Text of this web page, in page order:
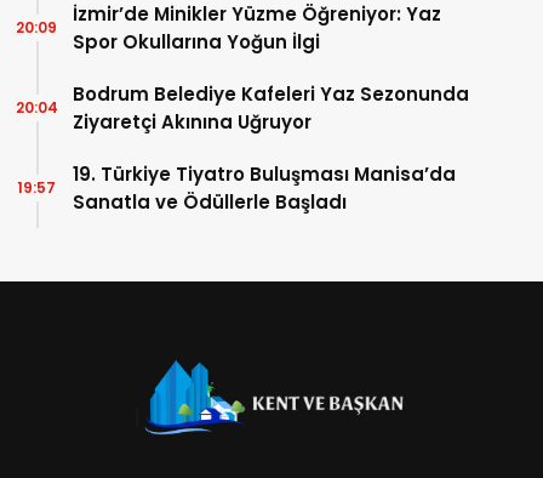
İzmir’de Minikler Yüzme Öğreniyor: Yaz
Spor Okullarına Yoğun İlgi
20:09
Bodrum Belediye Kafeleri Yaz Sezonunda
Ziyaretçi Akınına Uğruyor
20:04
19. Türkiye Tiyatro Buluşması Manisa’da
Sanatla ve Ödüllerle Başladı
19:57